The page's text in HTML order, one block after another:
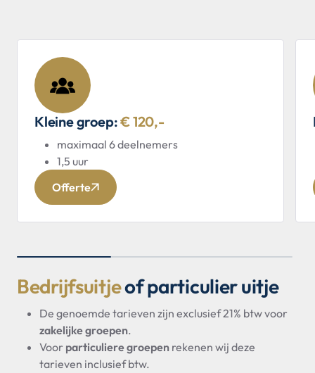
Kleine groep:€ 120,-
maximaal 6 deelnemers
1,5 uur
Offerte
Bedrijfsuitjeof particulier uitje
De genoemde tarieven zijn exclusief 21% btw voor
zakelijke groepen.
Voor particuliere groepen rekenen wij deze
tarieven inclusief btw.